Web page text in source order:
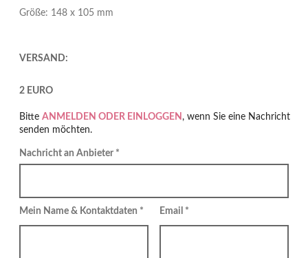
Größe: 148 x 105 mm
VERSAND:
2 EURO
Bitte ANMELDEN ODER EINLOGGEN , wenn Sie eine Nachricht
senden möchten.
Nachricht an Anbieter *
Mein Name & Kontaktdaten * Email *